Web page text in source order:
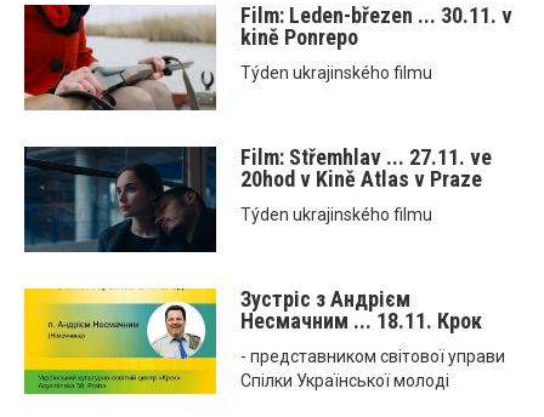
Film: Leden-březen ... 30.11. v
kině Ponrepo
Týden ukrajinského filmu
Film: Střemhlav ... 27.11. ve
20hod v Kině Atlas v Praze
Týden ukrajinského filmu
Зустріс з Андрієм
Несмачним ... 18.11. Крок
- представником світової управи
Спілки Української молоді